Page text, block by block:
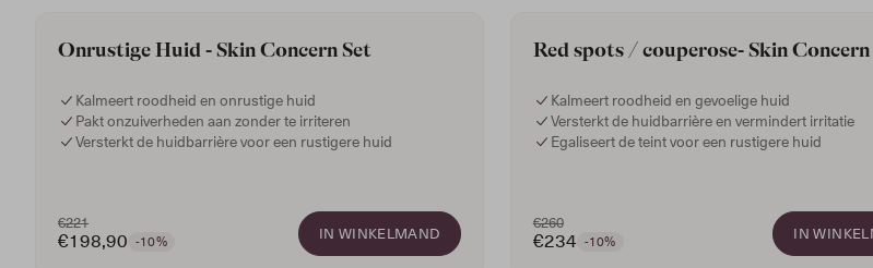
Hyaluronic Acid 5% + DMAE 1%
Gevoelige Huid Doffe Huid
Onrustige Huid - Skin Concern Set
Kalmeert roodheid en onrustige huid
Pakt onzuiverheden aan zonder te irriteren
Versterkt de huidbarrière voor een rustigere huid
€221
€198,90 -10% IN WINKELMAND
Red spots / couperose- Skin Concern
Kalmeert roodheid en gevoelige huid
Versterkt de huidbarrière en vermindert irritatie
Egaliseert de teint voor een rustigere huid
€260
€234 -10% IN